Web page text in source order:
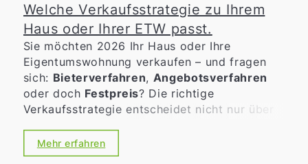
Welche Verkaufsstrategie zu Ihrem
Haus oder Ihrer ETW passt.
Sie möchten 2026 Ihr Haus oder Ihre
Eigentumswohnung verkaufen – und fragen
sich: Bieterverfahren, Angebotsverfahren
oder doch Festpreis? Die richtige
Verkaufsstrategie entscheidet nicht nur über
Tempo, Verlässlichkeit und die Art der
Kaufinteressenten. Gerade in bewegten
Mehr erfahren